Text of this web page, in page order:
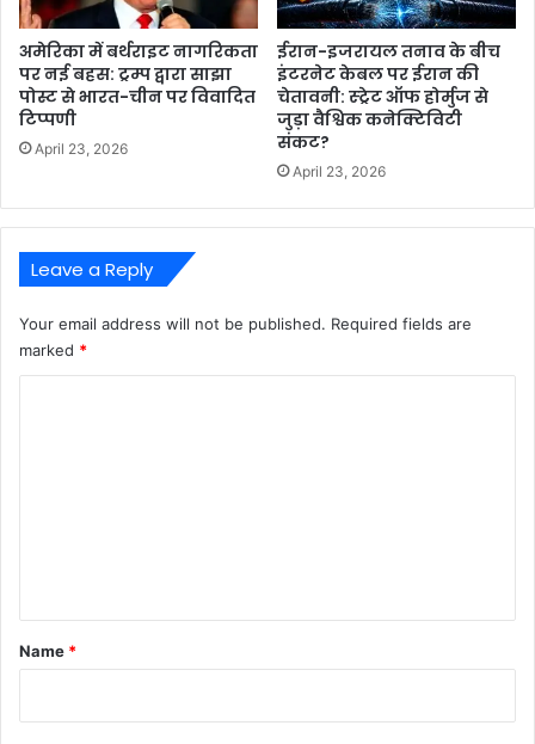
अमेरिका में बर्थराइट नागरिकता
पर नई बहस: ट्रम्प द्वारा साझा
पोस्ट से भारत-चीन पर विवादित
टिप्पणी
April 23, 2026
ईरान-इजरायल तनाव के बीच
इंटरनेट केबल पर ईरान की
चेतावनी: स्ट्रेट ऑफ होर्मुज से
जुड़ा वैश्विक कनेक्टिविटी
संकट?
April 23, 2026
Leave a Reply
Your email address will not be published. Required fields are
marked *
*
Name *